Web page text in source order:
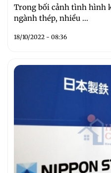
Trong bối cảnh tình hình
ngành thép, nhiều ...
18/10/2022 - 08:36